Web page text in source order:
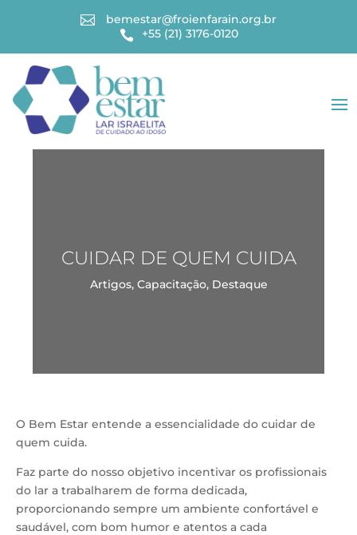

bemestar@froienfarain.org.br

+55 (21) 3176-0120
CUIDAR DE QUEM CUIDA
Artigos, Capacitação, Destaque
O Bem Estar entende a essencialidade do cuidar de
quem cuida.
Faz parte do nosso objetivo incentivar os profissionais
do lar a trabalharem de forma dedicada,
proporcionando sempre um ambiente confortável e
saudável, com bom humor e atentos a cada